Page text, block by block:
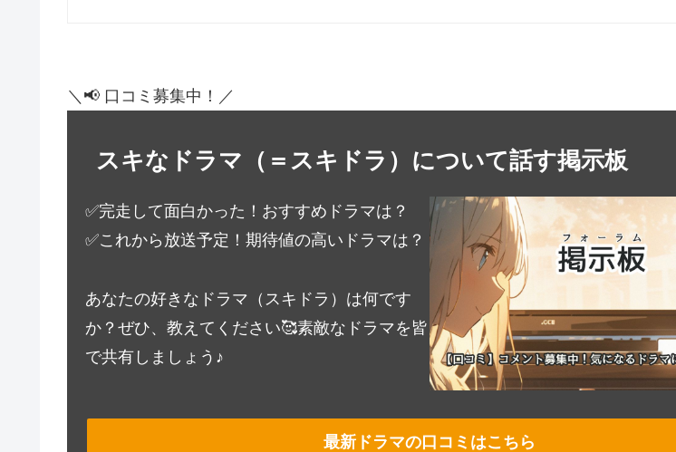
＼📢 口コミ募集中！／
スキなドラマ（＝スキドラ）について話す掲示板
✅完走して面白かった！おすすめドラマは？
✅これから放送予定！期待値の高いドラマは？
あなたの好きなドラマ（スキドラ）は何です
か？ぜひ、教えてください🥰素敵なドラマを皆
で共有しましょう♪
最新ドラマの口コミはこちら